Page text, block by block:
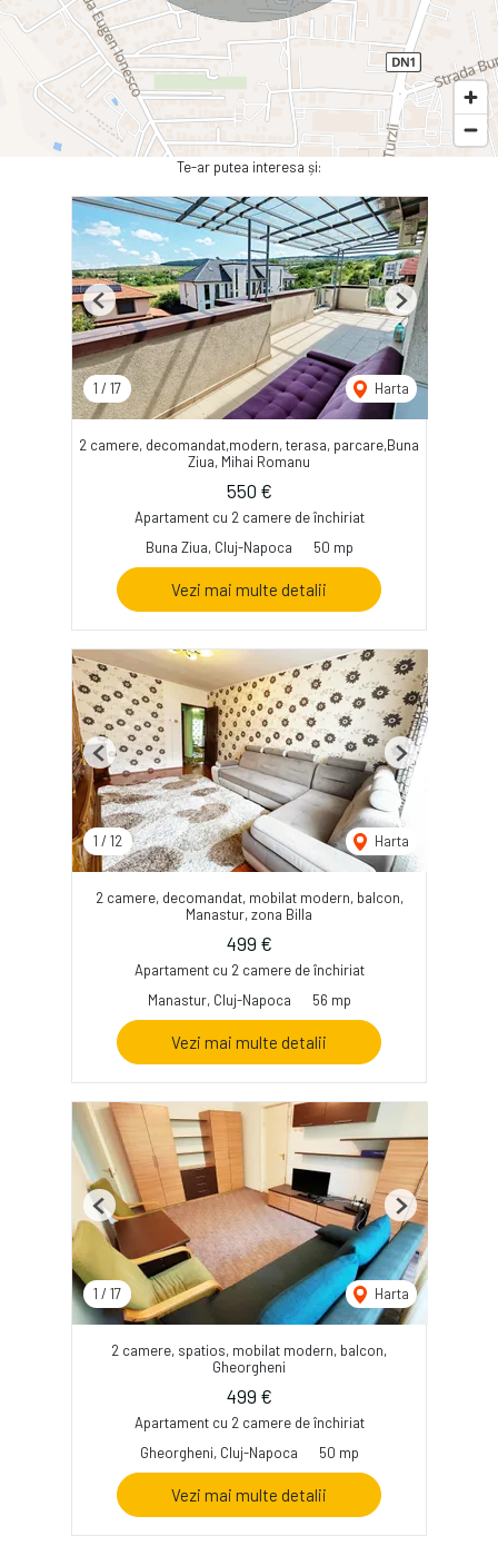
Te-ar putea interesa și:
1 / 17 Harta
Previous Next
2 camere, decomandat,modern, terasa, parcare,Buna
Ziua, Mihai Romanu
550 €
Apartament cu 2 camere de închiriat
Buna Ziua, Cluj-Napoca
50 mp
Vezi mai multe detalii
1 / 12 Harta
Previous Next
2 camere, decomandat, mobilat modern, balcon,
Manastur, zona Billa
499 €
Apartament cu 2 camere de închiriat
Manastur, Cluj-Napoca
56 mp
Vezi mai multe detalii
1 / 17 Harta
Previous Next
2 camere, spatios, mobilat modern, balcon,
Gheorgheni
499 €
Apartament cu 2 camere de închiriat
Gheorgheni, Cluj-Napoca
50 mp
Vezi mai multe detalii